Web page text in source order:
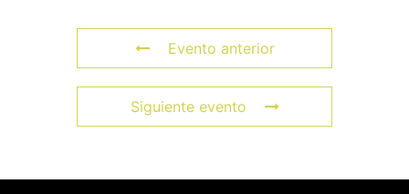
Evento anterior
Siguiente evento